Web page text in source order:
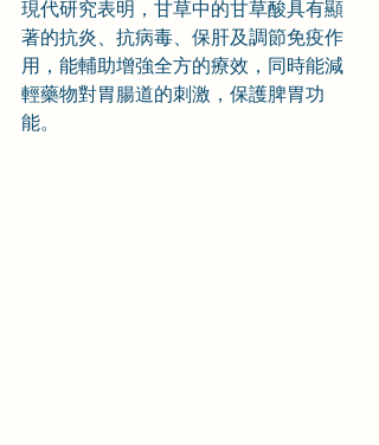
現代研究表明，甘草中的甘草酸具有顯
著的抗炎、抗病毒、保肝及調節免疫作
用，能輔助增強全方的療效，同時能減
輕藥物對胃腸道的刺激，保護脾胃功
能。